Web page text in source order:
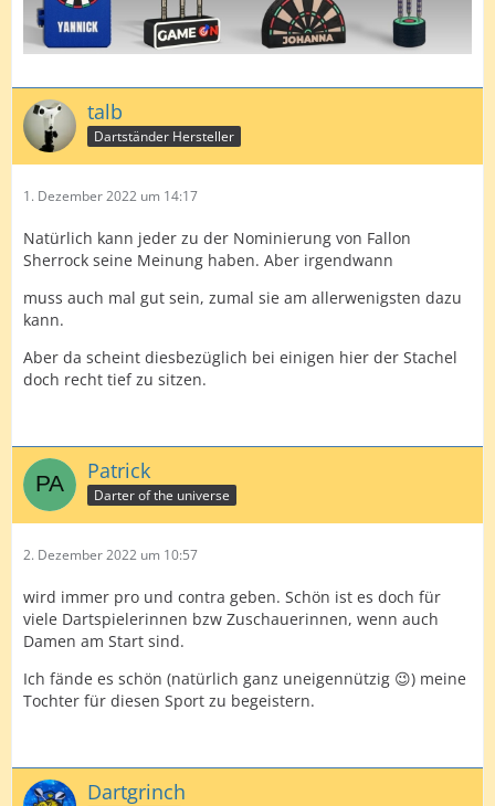
talb
Dartständer Hersteller
1. Dezember 2022 um 14:17
Natürlich kann jeder zu der Nominierung von Fallon
Sherrock seine Meinung haben. Aber irgendwann
muss auch mal gut sein, zumal sie am allerwenigsten dazu
kann.
Aber da scheint diesbezüglich bei einigen hier der Stachel
doch recht tief zu sitzen.
Patrick
Darter of the universe
2. Dezember 2022 um 10:57
wird immer pro und contra geben. Schön ist es doch für
viele Dartspielerinnen bzw Zuschauerinnen, wenn auch
Damen am Start sind.
Ich fände es schön (natürlich ganz uneigennützig 😉) meine
Tochter für diesen Sport zu begeistern.
Dartgrinch